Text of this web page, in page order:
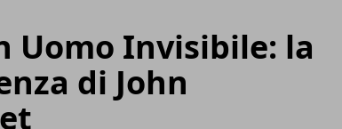
Uomo Invisibile: la
di John